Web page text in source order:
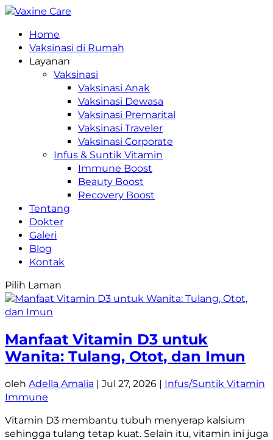
Home
Vaksinasi di Rumah
Layanan
Vaksinasi
Vaksinasi Anak
Vaksinasi Dewasa
Vaksinasi Premarital
Vaksinasi Traveler
Vaksinasi Corporate
Infus & Suntik Vitamin
Immune Boost
Beauty Boost
Recovery Boost
Tentang
Dokter
Galeri
Blog
Kontak
Pilih Laman
Manfaat Vitamin D3 untuk
Wanita: Tulang, Otot, dan Imun
oleh Adella Amalia | Jul 27, 2026 | Infus/Suntik Vitamin
Immune
Vitamin D3 membantu tubuh menyerap kalsium
sehingga tulang tetap kuat. Selain itu, vitamin ini juga